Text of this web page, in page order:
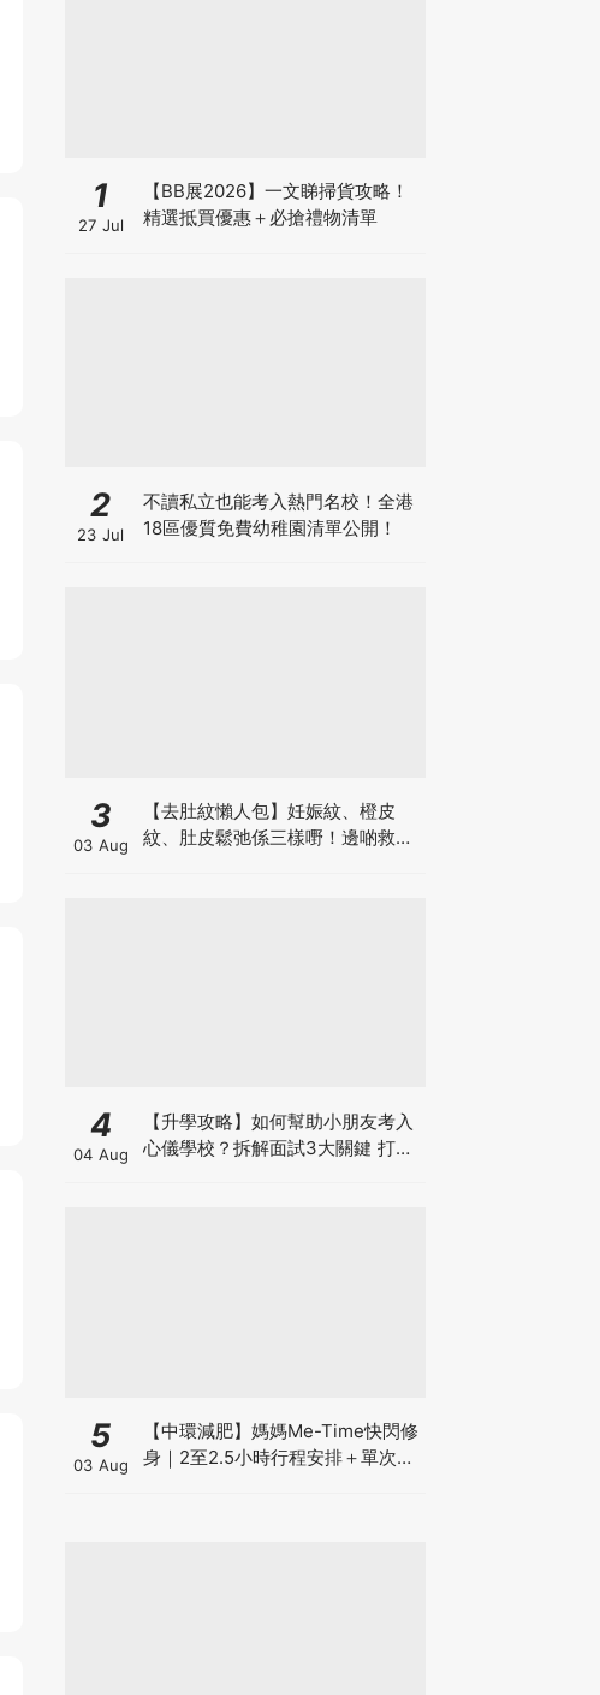
1
27 Jul
【BB展2026】一文睇掃貨攻略！
精選抵買優惠＋必搶禮物清單
2
23 Jul
不讀私立也能考入熱門名校！全港
18區優質免費幼稚園清單公開！
3
03 Aug
【去肚紋懶人包】妊娠紋、橙皮
紋、肚皮鬆弛係三樣嘢！邊啲救得
4
04 Aug
【升學攻略】如何幫助小朋友考入
心儀學校？拆解面試3大關鍵 打好
5
03 Aug
【中環減肥】媽媽Me-Time快閃修
身｜2至2.5小時行程安排＋單次收